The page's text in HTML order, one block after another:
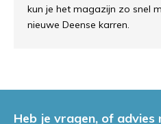
kun je het magazijn zo snel
nieuwe Deense karren.
Heb je vragen, of advies